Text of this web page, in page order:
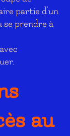
partie d'un
prendre à
au